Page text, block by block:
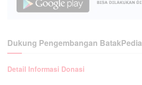
Dukung Pengembangan BatakPedia
Detail Informasi Donasi